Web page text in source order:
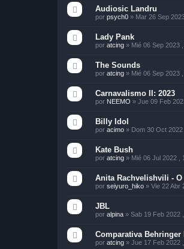
Audiosic Landru
por psych0 » Mar 26 Sep
Lady Pank
por atcing » Mié 06 Sep 2023
The Sounds
por atcing » Mié 06 Sep 2023
Carnavalismo II: 2023
por NEEMO » Jue 09 Feb
Billy Idol
por acimo » Dom 30 Oct
Kate Bush
por atcing » Mié 06 Jul 2022 ,
Anita Rachvelishvili -
por seiyuro_hiko » Vie 22 Abr
JBL
por alpina » Sab 19 Feb 2022
Comparativa Behringer
por atcing » Jue 17 Feb 2022